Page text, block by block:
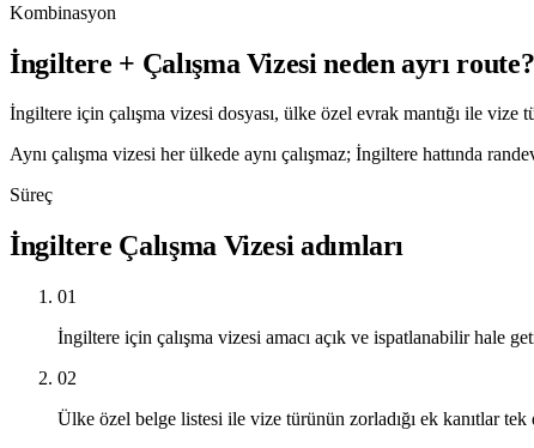
Kombinasyon
İngiltere + Çalışma Vizesi neden ayrı route?
İngiltere için çalışma vizesi dosyası, ülke özel evrak mantığı ile
Aynı çalışma vizesi her ülkede aynı çalışmaz; İngiltere hattında
Süreç
İngiltere Çalışma Vizesi adımları
01
İngiltere için çalışma vizesi amacı açık ve ispatlanabilir hale
02
Ülke özel belge listesi ile vize türünün zorladığı ek kanıtlar